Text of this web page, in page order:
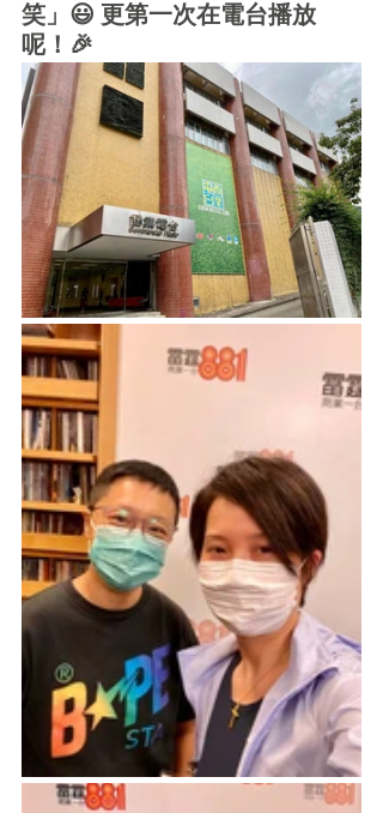
笑」😃 更第一次在電台播放
呢！🎉